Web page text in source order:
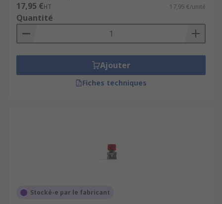
17,95 €HT 17,95 €/unité
Quantité
Ajouter
Fiches techniques
Stocké-e par le fabricant